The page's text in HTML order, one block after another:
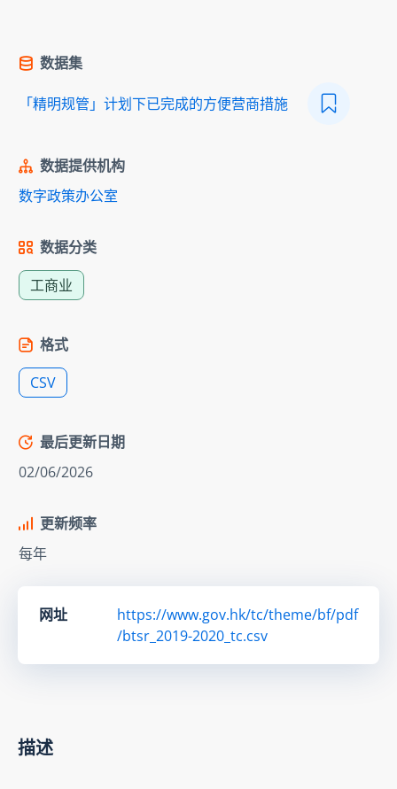
数据集
「精明规管」计划下已完成的方便营商措施
数据提供机构
数字政策办公室
数据分类
工商业
格式
CSV
最后更新日期
02/06/2026
更新频率
每年
网址
https://www.gov.hk/tc/theme/bf/pdf
/btsr_2019-2020_tc.csv
描述